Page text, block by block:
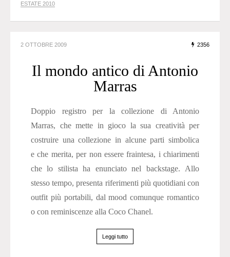
ESTATE 2010
2 OTTOBRE 2009 2356
Il mondo antico di Antonio
Marras
Doppio registro per la collezione di Antonio
Marras, che mette in gioco la sua creatività per
costruire una collezione in alcune parti simbolica
e che merita, per non essere fraintesa, i chiarimenti
che lo stilista ha enunciato nel backstage. Allo
stesso tempo, presenta riferimenti più quotidiani con
outfit più portabili, dal mood comunque romantico
o con reminiscenze alla Coco Chanel.
Leggi tutto